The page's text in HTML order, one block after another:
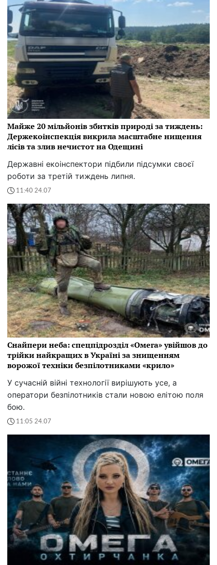
Майже 20 мільйонів збитків природі за тиждень:
Держекоінспекція викрила масштабне нищення
лісів та злив нечистот на Одещині
Державні екоінспектори підбили підсумки своєї
роботи за третій тиждень липня.
11:40 24.07
Снайпери неба: спецпідрозділ «Омега» увійшов до
трійки найкращих в Україні за знищенням
ворожої техніки безпілотниками «крило»
У сучасній війні технології вирішують усе, а
оператори безпілотників стали новою елітою поля
бою.
11:05 24.07